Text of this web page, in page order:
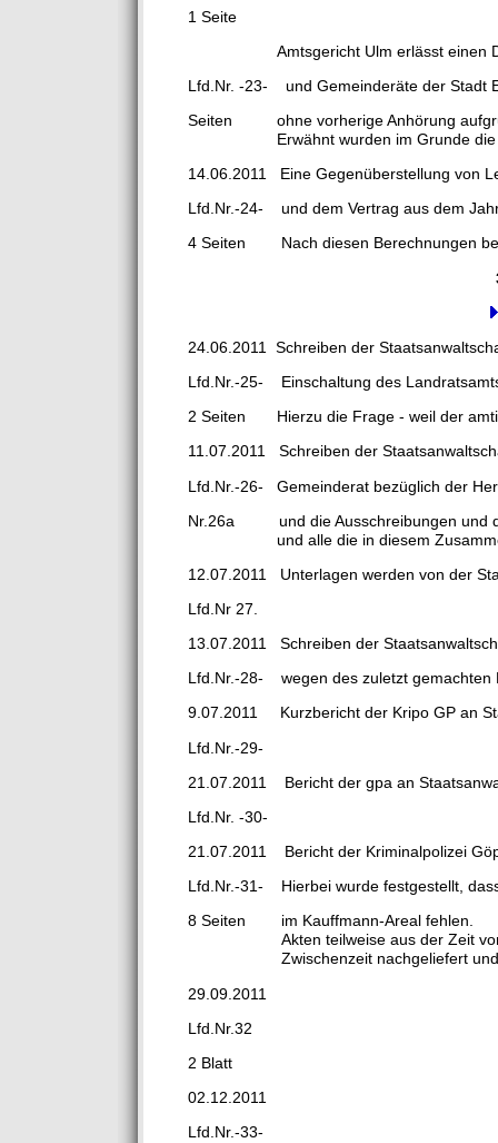
1 Seite
Amtsgericht Ulm erlässt einen
Lfd.Nr. -23- und Gemeinderäte der Stadt
Seiten ohne vorherige Anhörung
Erwähnt wurden im Grunde die von
14.06.2011 Eine Gegenüberstellung von
Lfd.Nr.-24- und dem Vertrag aus dem
4 Seiten Nach diesen Berechnungen
24.06.2011 Schreiben der
Lfd.Nr.-25- Einschaltung des
2 Seiten Hierzu die Frage - weil der
11.07.2011 Schreiben der
Lfd.Nr.-26- Gemeinderat bezüglich der
Nr.26a und die Ausschreibungen und
und alle die in diesem
12.07.2011 Unterlagen werden von der
Lfd.Nr 27.
13.07.2011 Schreiben der
Lfd.Nr.-28- wegen des zuletzt gemachten
9.07.2011 Kurzbericht der Kripo GP an
Lfd.Nr.-29-
21.07.2011 Bericht der gpa an
Lfd.Nr. -30-
21.07.2011 Bericht der Kriminalpolizei
Lfd.Nr.-31- Hierbei wurde festgestellt,
8 Seiten im Kauffmann-Areal fehlen.
Akten teilweise aus der Zeit von BM
Zwischenzeit nachgeliefert und
29.09.2011
Lfd.Nr.32
2 Blatt
02.12.2011
Lfd.Nr.-33-